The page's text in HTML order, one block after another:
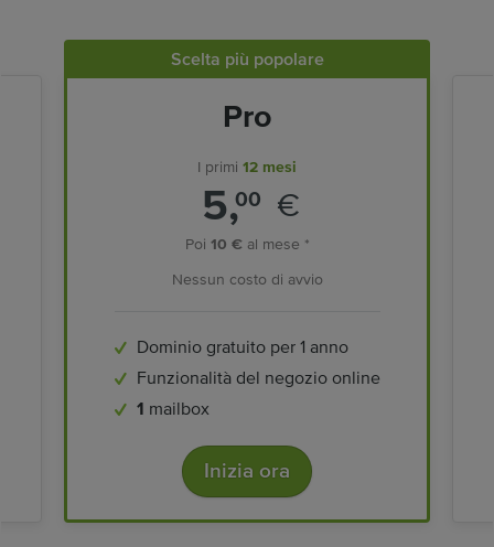
Scelta più popolare
Pro
I primi 12 mesi
5,00 €
Poi 10 € al mese *
Nessun costo di avvio
Dominio gratuito per 1 anno
Funzionalità del negozio online
1 mailbox
Inizia ora